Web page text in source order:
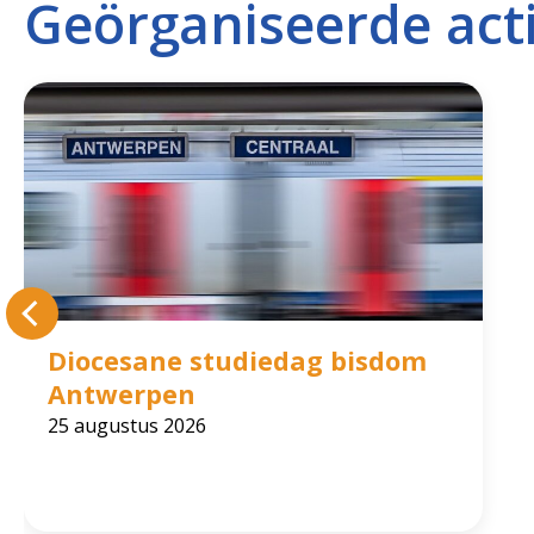
Geörganiseerde
Diocesane studiedag bisdom
Antwerpen
25 augustus 2026